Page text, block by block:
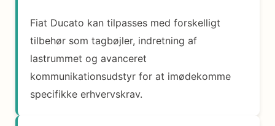
Fiat Ducato kan tilpasses med forskelligt
tilbehør som tagbøjler, indretning af
lastrummet og avanceret
kommunikationsudstyr for at imødekomme
specifikke erhvervskrav.